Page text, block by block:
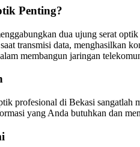
Penting?
dua ujung serat
transmisi data, menghasilkan
membangun jaringan
profesional di Bekasi
yang Anda butuhkan dan